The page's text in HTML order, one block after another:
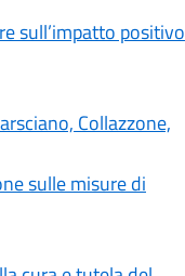
sull’impatto positivo
Collazzone,
sulle misure di